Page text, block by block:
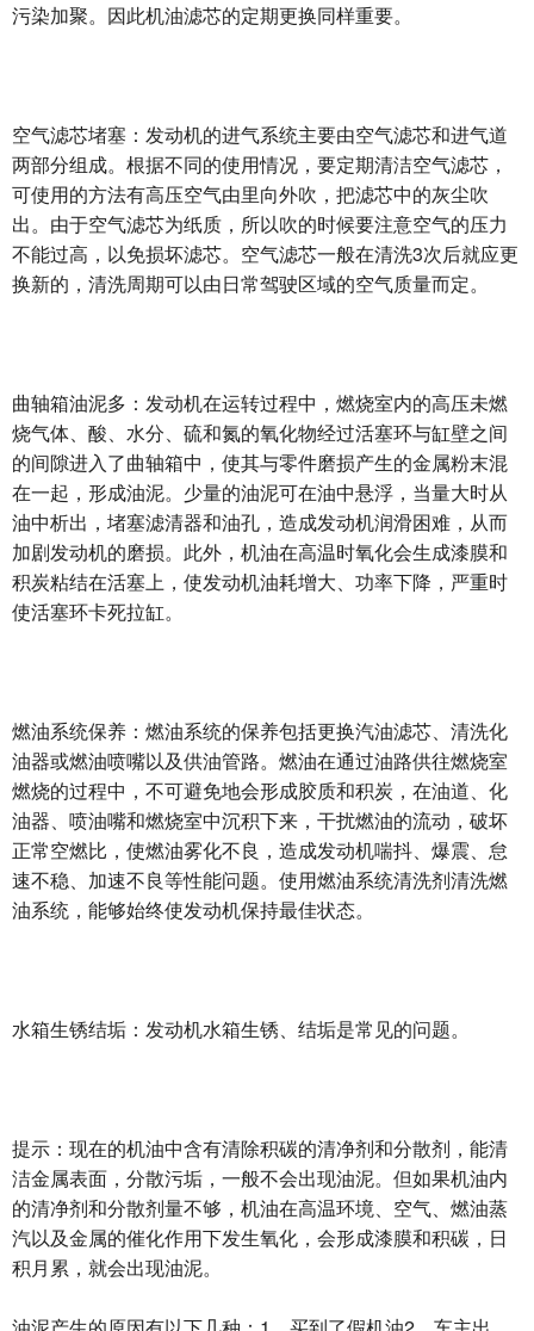
污染加聚。因此机油滤芯的定期更换同样重要。
空气滤芯堵塞：发动机的进气系统主要由空气滤芯和进气道
两部分组成。根据不同的使用情况，要定期清洁空气滤芯，
可使用的方法有高压空气由里向外吹，把滤芯中的灰尘吹
出。由于空气滤芯为纸质，所以吹的时候要注意空气的压力
不能过高，以免损坏滤芯。空气滤芯一般在清洗3次后就应更
换新的，清洗周期可以由日常驾驶区域的空气质量而定。
曲轴箱油泥多：发动机在运转过程中，燃烧室内的高压未燃
烧气体、酸、水分、硫和氮的氧化物经过活塞环与缸壁之间
的间隙进入了曲轴箱中，使其与零件磨损产生的金属粉末混
在一起，形成油泥。少量的油泥可在油中悬浮，当量大时从
油中析出，堵塞滤清器和油孔，造成发动机润滑困难，从而
加剧发动机的磨损。此外，机油在高温时氧化会生成漆膜和
积炭粘结在活塞上，使发动机油耗增大、功率下降，严重时
使活塞环卡死拉缸。
燃油系统保养：燃油系统的保养包括更换汽油滤芯、清洗化
油器或燃油喷嘴以及供油管路。燃油在通过油路供往燃烧室
燃烧的过程中，不可避免地会形成胶质和积炭，在油道、化
油器、喷油嘴和燃烧室中沉积下来，干扰燃油的流动，破坏
正常空燃比，使燃油雾化不良，造成发动机喘抖、爆震、怠
速不稳、加速不良等性能问题。使用燃油系统清洗剂清洗燃
油系统，能够始终使发动机保持最佳状态。
水箱生锈结垢：发动机水箱生锈、结垢是常见的问题。
提示：现在的机油中含有清除积碳的清净剂和分散剂，能清
洁金属表面，分散污垢，一般不会出现油泥。但如果机油内
的清净剂和分散剂量不够，机油在高温环境、空气、燃油蒸
汽以及金属的催化作用下发生氧化，会形成漆膜和积碳，日
积月累，就会出现油泥。